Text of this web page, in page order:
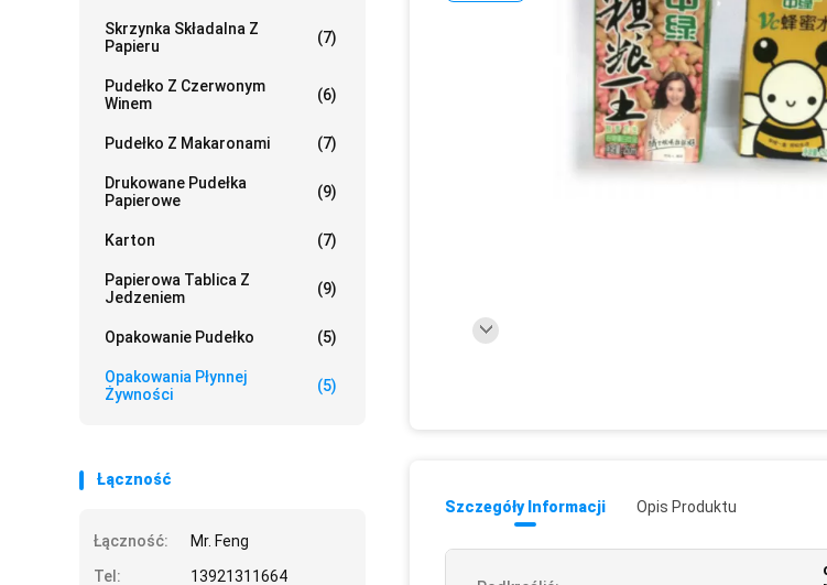
Skrzynka Składalna Z
Papieru
(7)
Pudełko Z Czerwonym
Winem
(6)
Pudełko Z Makaronami (7)
Drukowane Pudełka
Papierowe
(9)
Karton (7)
Papierowa Tablica Z
Jedzeniem
(9)
Opakowanie Pudełko (5)
Opakowania Płynnej
Żywności
(5)
Łączność
Łączność:
Mr. Feng
Tel:
13921311664
Szczegóły Informacji Opis Produktu